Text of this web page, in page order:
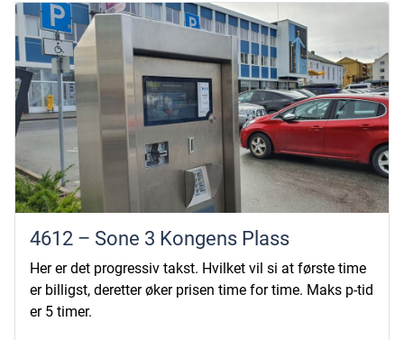
4612 – Sone 3 Kongens Plass
Her er det progressiv takst. Hvilket vil si at første time
er billigst, deretter øker prisen time for time. Maks p-tid
er 5 timer.